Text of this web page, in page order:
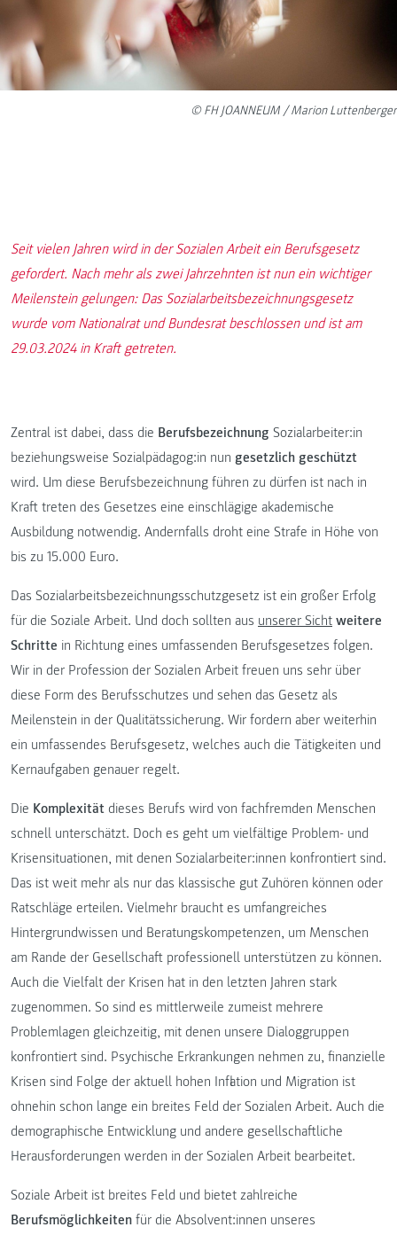
© FH JOANNEUM / Marion Luttenberger
Seit vielen Jahren wird in der Sozialen Arbeit ein Berufsgesetz
gefordert. Nach mehr als zwei Jahrzehnten ist nun ein wichtiger
Meilenstein gelungen: Das Sozialarbeitsbezeichnungsgesetz
wurde vom Nationalrat und Bundesrat beschlossen und ist am
29.03.2024 in Kraft getreten.
Zentral ist dabei, dass die Berufsbezeichnung Sozialarbeiter:in
beziehungsweise Sozialpädagog:in nun gesetzlich geschützt
wird. Um diese Berufsbezeichnung führen zu dürfen ist nach in
Kraft treten des Gesetzes eine einschlägige akademische
Ausbildung notwendig. Andernfalls droht eine Strafe in Höhe von
bis zu 15.000 Euro.
Das Sozialarbeitsbezeichnungsschutzgesetz ist ein großer Erfolg
für die Soziale Arbeit. Und doch sollten aus unserer Sicht weitere
Schritte in Richtung eines umfassenden Berufsgesetzes folgen.
Wir in der Profession der Sozialen Arbeit freuen uns sehr über
diese Form des Berufsschutzes und sehen das Gesetz als
Meilenstein in der Qualitätssicherung. Wir fordern aber weiterhin
ein umfassendes Berufsgesetz, welches auch die Tätigkeiten und
Kernaufgaben genauer regelt.
Die Komplexität dieses Berufs wird von fachfremden Menschen
schnell unterschätzt. Doch es geht um vielfältige Problem- und
Krisensituationen, mit denen Sozialarbeiter:innen konfrontiert sind.
Das ist weit mehr als nur das klassische gut Zuhören können oder
Ratschläge erteilen. Vielmehr braucht es umfangreiches
Hintergrundwissen und Beratungskompetenzen, um Menschen
am Rande der Gesellschaft professionell unterstützen zu können.
Auch die Vielfalt der Krisen hat in den letzten Jahren stark
zugenommen. So sind es mittlerweile zumeist mehrere
Problemlagen gleichzeitig, mit denen unsere Dialoggruppen
konfrontiert sind. Psychische Erkrankungen nehmen zu, finanzielle
Krisen sind Folge der aktuell hohen Inflation und Migration ist
ohnehin schon lange ein breites Feld der Sozialen Arbeit. Auch die
demographische Entwicklung und andere gesellschaftliche
Herausforderungen werden in der Sozialen Arbeit bearbeitet.
Soziale Arbeit ist breites Feld und bietet zahlreiche
Berufsmöglichkeiten für die Absolvent:innen unseres